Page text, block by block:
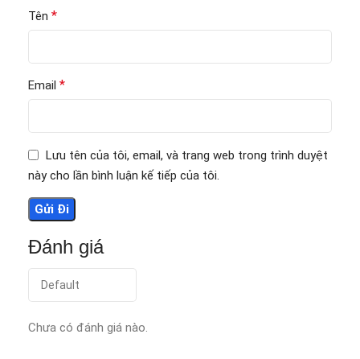
Đánh giá
Chưa có đánh giá nào.
Tên *
Email *
Lưu tên của tôi, email, và trang web trong trình duyệt
này cho lần bình luận kế tiếp của tôi.